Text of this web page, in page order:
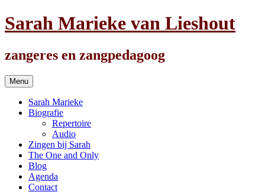
Ga
naar
Sarah Marieke van Lieshout
zangeres en zangpedagoog
Menu
Sarah Marieke
Biografie
Repertoire
Audio
Zingen bij Sarah
The One and Only
Blog
Agenda
Contact